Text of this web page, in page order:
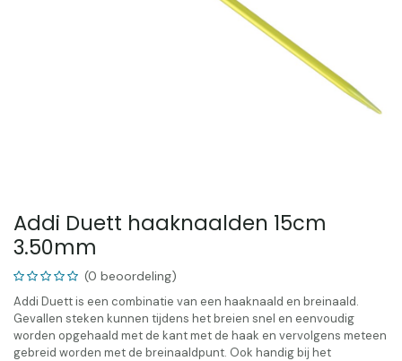
Addi Duett haaknaalden 15cm
3.50mm
(0 beoordeling)
Addi Duett is een combinatie van een haaknaald en breinaald.
Gevallen steken kunnen tijdens het breien snel en eenvoudig
worden opgehaald met de kant met de haak en vervolgens meteen
gebreid worden met de breinaaldpunt. Ook handig bij het